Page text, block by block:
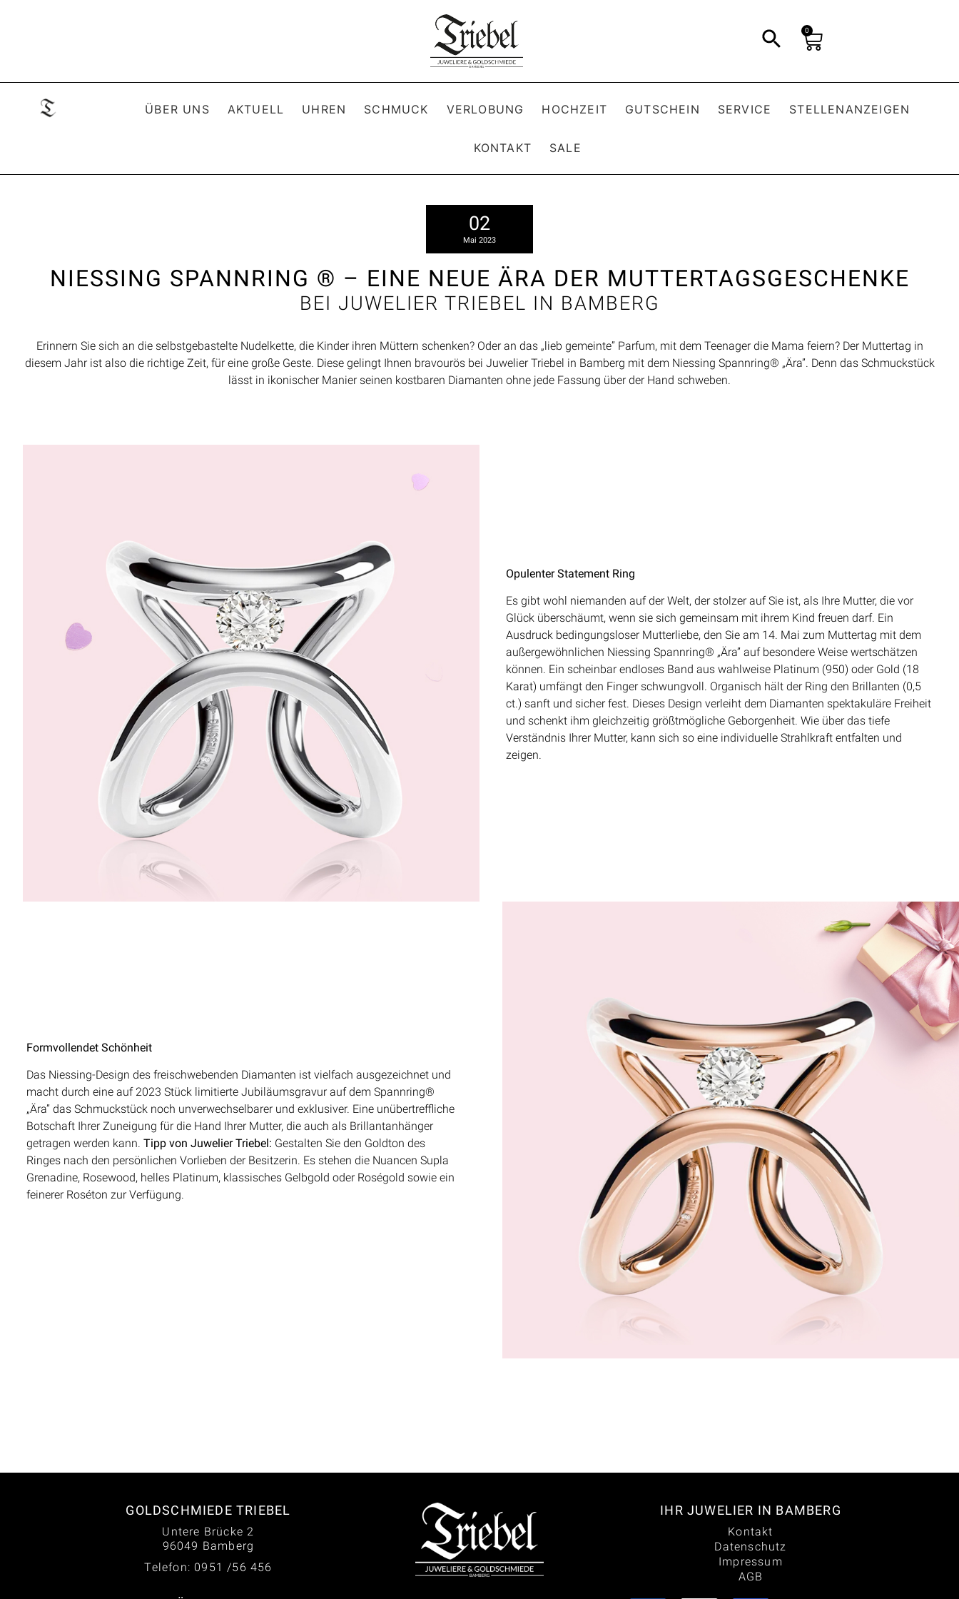
0
ÜBER UNS AKTUELL UHREN SCHMUCK VERLOBUNG HOCHZEIT GUTSCHEIN SERVICE STELLENANZEIGEN
KONTAKT SALE
02
Mai 2023
NIESSING SPANNRING ® – EINE NEUE ÄRA DER MUTTERTAGSGESCHENKE
BEI JUWELIER TRIEBEL IN BAMBERG
Erinnern Sie sich an die selbstgebastelte Nudelkette, die Kinder ihren Müttern schenken? Oder an das „lieb gemeinte” Parfum, mit dem Teenager die Mama feiern? Der Muttertag in
diesem Jahr ist also die richtige Zeit, für eine große Geste. Diese gelingt Ihnen bravourös bei Juwelier Triebel in Bamberg mit dem Niessing Spannring® „Ära”. Denn das Schmuckstück
lässt in ikonischer Manier seinen kostbaren Diamanten ohne jede Fassung über der Hand schweben.
Opulenter Statement Ring
Es gibt wohl niemanden auf der Welt, der stolzer auf Sie ist, als Ihre Mutter, die vor
Glück überschäumt, wenn sie sich gemeinsam mit ihrem Kind freuen darf. Ein
Ausdruck bedingungsloser Mutterliebe, den Sie am 14. Mai zum Muttertag mit dem
außergewöhnlichen Niessing Spannring® „Ära” auf besondere Weise wertschätzen
können. Ein scheinbar endloses Band aus wahlweise Platinum (950) oder Gold (18
Karat) umfängt den Finger schwungvoll. Organisch hält der Ring den Brillanten (0,5
ct.) sanft und sicher fest. Dieses Design verleiht dem Diamanten spektakuläre Freiheit
und schenkt ihm gleichzeitig größtmögliche Geborgenheit. Wie über das tiefe
Verständnis Ihrer Mutter, kann sich so eine individuelle Strahlkraft entfalten und
zeigen.
Formvollendet Schönheit
Das Niessing-Design des freischwebenden Diamanten ist vielfach ausgezeichnet und
macht durch eine auf 2023 Stück limitierte Jubiläumsgravur auf dem Spannring®
„Ära” das Schmuckstück noch unverwechselbarer und exklusiver. Eine unübertreffliche
Botschaft Ihrer Zuneigung für die Hand Ihrer Mutter, die auch als Brillantanhänger
getragen werden kann. Tipp von Juwelier Triebel: Gestalten Sie den Goldton des
Ringes nach den persönlichen Vorlieben der Besitzerin. Es stehen die Nuancen Supla
Grenadine, Rosewood, helles Platinum, klassisches Gelbgold oder Roségold sowie ein
feinerer Roséton zur Verfügung.
GOLDSCHMIEDE TRIEBEL
Untere Brücke 2
96049 Bamberg
Telefon: 0951 /56 456
IHR JUWELIER IN BAMBERG
Kontakt
Datenschutz
Impressum
AGB